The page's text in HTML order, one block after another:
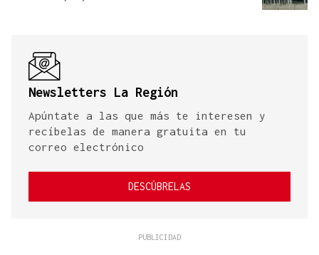
Newsletters La Región
Apúntate a las que más te interesen y
recíbelas de manera gratuita en tu
correo electrónico
DESCÚBRELAS